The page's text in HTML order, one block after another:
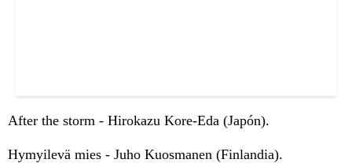
After the storm - Hirokazu Kore-Eda (Japón).
Hymyilevä mies - Juho Kuosmanen (Finlandia).